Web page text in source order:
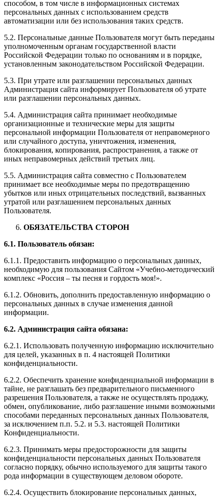
способом, в том числе в информационных системах
персональных данных с использованием средств
автоматизации или без использования таких средств.
5.2. Персональные данные Пользователя могут быть переданы
уполномоченным органам государственной власти
Российской Федерации только по основаниям и в порядке,
установленным законодательством Российской Федерации.
5.3. При утрате или разглашении персональных данных
Администрация сайта информирует Пользователя об утрате
или разглашении персональных данных.
5.4. Администрация сайта принимает необходимые
организационные и технические меры для защиты
персональной информации Пользователя от неправомерного
или случайного доступа, уничтожения, изменения,
блокирования, копирования, распространения, а также от
иных неправомерных действий третьих лиц.
5.5. Администрация сайта совместно с Пользователем
принимает все необходимые меры по предотвращению
убытков или иных отрицательных последствий, вызванных
утратой или разглашением персональных данных
Пользователя.
ОБЯЗАТЕЛЬСТВА СТОРОН
6.1. Пользователь обязан:
6.1.1. Предоставить информацию о персональных данных,
необходимую для пользования Сайтом «Учебно-методический
комплекс «Россия – ты песня и гордость моя!».
6.1.2. Обновить, дополнить предоставленную информацию о
персональных данных в случае изменения данной
информации.
6.2. Администрация сайта обязана:
6.2.1. Использовать полученную информацию исключительно
для целей, указанных в п. 4 настоящей Политики
конфиденциальности.
6.2.2. Обеспечить хранение конфиденциальной информации в
тайне, не разглашать без предварительного письменного
разрешения Пользователя, а также не осуществлять продажу,
обмен, опубликование, либо разглашение иными возможными
способами переданных персональных данных Пользователя,
за исключением п.п. 5.2. и 5.3. настоящей Политики
Конфиденциальности.
6.2.3. Принимать меры предосторожности для защиты
конфиденциальности персональных данных Пользователя
согласно порядку, обычно используемого для защиты такого
рода информации в существующем деловом обороте.
6.2.4. Осуществить блокирование персональных данных,